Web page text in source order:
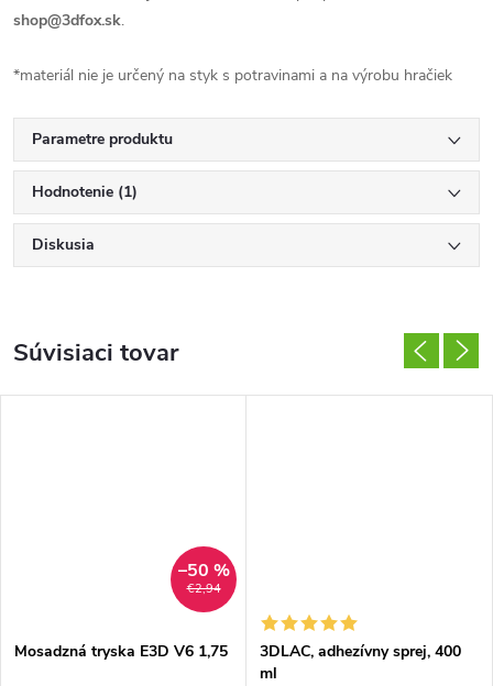
shop@3dfox.sk.
*materiál nie je určený na styk s potravinami a na výrobu hračiek
Parametre produktu
Hodnotenie (1)
Diskusia
Súvisiaci tovar
€2,94
–50 %
Mosadzná tryska E3D V6 1,75
3DLAC, adhezívny sprej, 400
ml